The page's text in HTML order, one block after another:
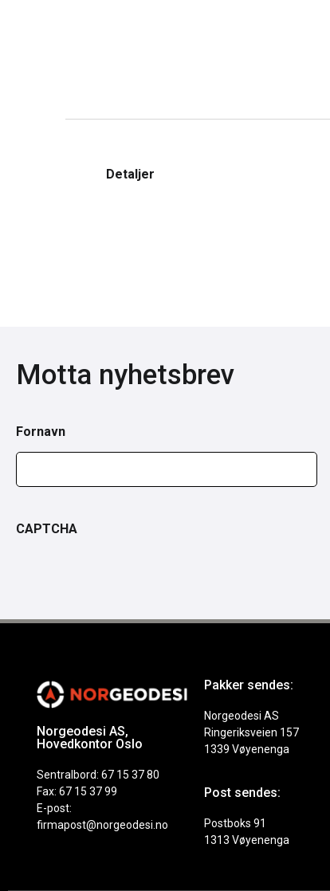
Detaljer
Motta nyhetsbrev
Fornavn
CAPTCHA
Norgeodesi AS,
Hovedkontor Oslo
Sentralbord: 67 15 37 80
Fax: 67 15 37 99
E-post:
firmapost@norgeodesi.no
Pakker sendes:
Norgeodesi AS
Ringeriksveien 157
1339 Vøyenenga
Post sendes:
Postboks 91
1313 Vøyenenga